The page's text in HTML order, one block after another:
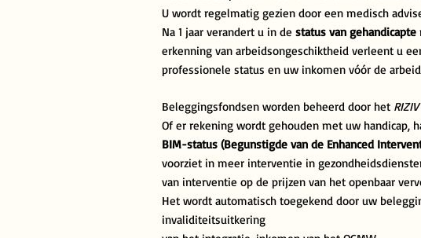
U wordt regelmatig gezien door een medisch
Na 1 jaar verandert u in de status van gehandicapte
erkenning van arbeidsongeschiktheid verleent u
professionele status en uw inkomen vóór de
Beleggingsfondsen worden beheerd door het
Of er rekening wordt gehouden met uw handicap,
BIM-status (Begunstigde van de Enhanced
voorziet in meer interventie in
van interventie op de prijzen van het openbaar
Het wordt automatisch toegekend door uw
invaliditeitsuitkering